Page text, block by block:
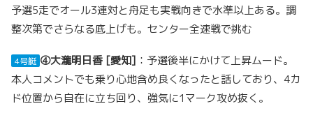
予選5走でオール3連対と舟足も実戦向きで水準以上ある。調
整次第でさらなる底上げも。センター全速戦で挑む
4号艇 ④大瀧明日香 [愛知] ：予選後半にかけて上昇ムード。
本人コメントでも乗り心地含め良くなったと話しており、4カ
ド位置から自在に立ち回り、強気に1マーク攻め抜く。